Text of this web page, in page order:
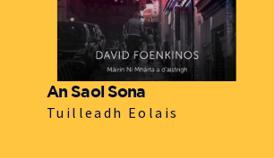
An Saol Sona
Tuilleadh Eolais